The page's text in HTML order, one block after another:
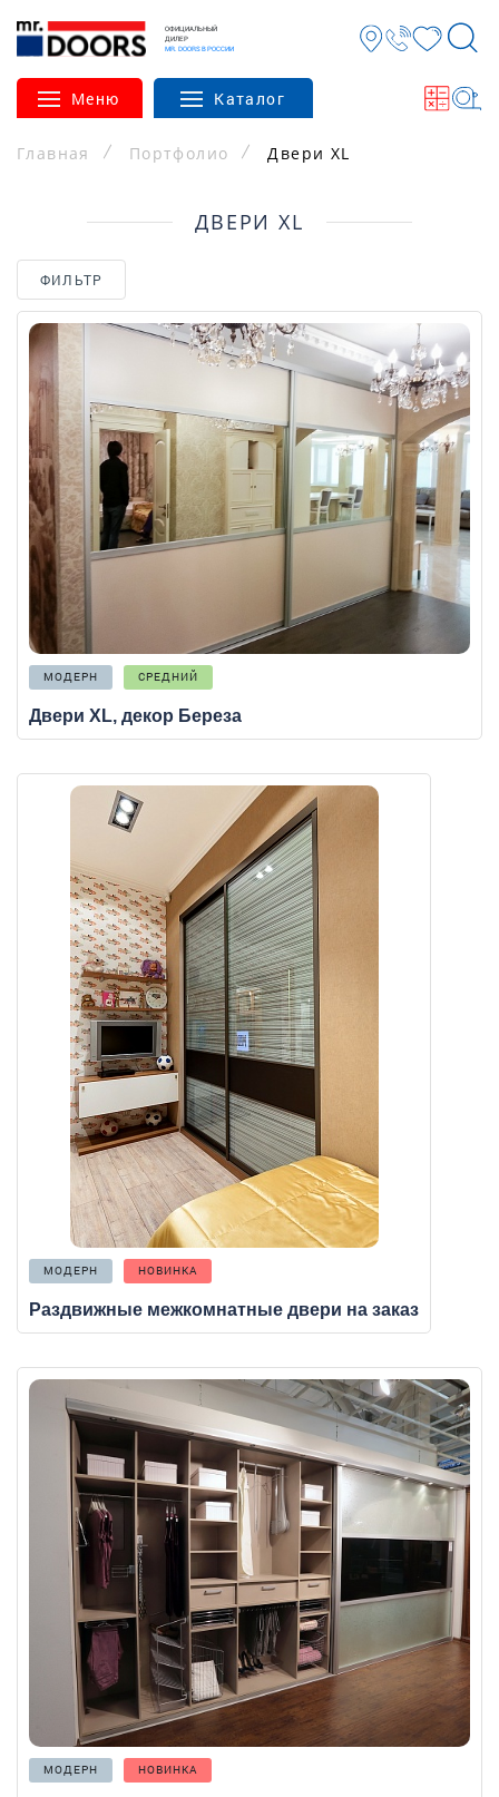
ОФИЦИАЛЬНЫЙ
ДИЛЕР
MR. DOORS В РОССИИ
Меню Каталог
Главная Портфолио Двери XL
ДВЕРИ XL
ФИЛЬТР
МОДЕРН СРЕДНИЙ
Двери XL, декор Береза
МОДЕРН НОВИНКА
Раздвижные межкомнатные двери на заказ
МОДЕРН НОВИНКА